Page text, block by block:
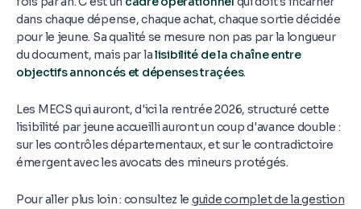
dans chaque dépense, chaque achat, chaque sortie décidée
pour le jeune. Sa qualité se mesure non pas par la longueur
du document, mais par lalisibilité de la chaîne entre
objectifs annoncés et dépenses traçées.
Les MECS qui auront, d'ici la rentrée 2026, structuré cette
lisibilité par jeune accueilli auront un coup d'avance double :
sur les contrôles départementaux, et sur le contradictoire
émergent avec les avocats des mineurs protégés.
Pour aller plus loin : consultez le guide complet de la gestion